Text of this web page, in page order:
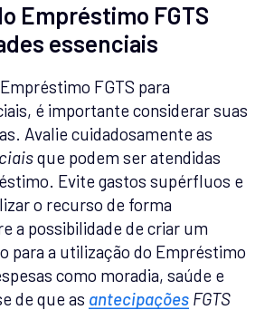
Empréstimo FGTS
essenciais
FGTS para
é importante considerar suas
Avalie cuidadosamente as
que podem ser atendidas
Evite gastos supérfluos e
o recurso de forma
a possibilidade de criar um
para a utilização do Empréstimo
como moradia, saúde e
de que as antecipações FGTS